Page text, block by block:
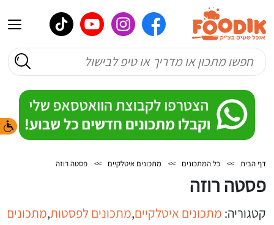
דף הבית >> כל המתכונים >> מתכונים איטלקיים >> פסטה רוזה
פסטה רוזה
קטגוריה: מתכונים איטלקיים,מתכונים לפסטות,מתכונים